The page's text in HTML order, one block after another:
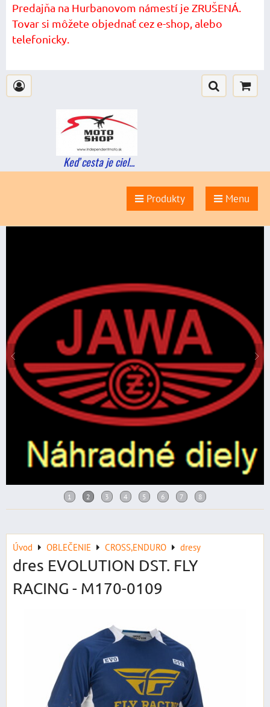
Predajňa na Hurbanovom námestí je ZRUŠENÁ.
Tovar si môžete objednať cez e-shop, alebo
telefonicky.
Keď cesta je ciel...
Produkty Menu
Úvod OBLEČENIE CROSS,ENDURO dresy
dres EVOLUTION DST. FLY
RACING - M170-0109